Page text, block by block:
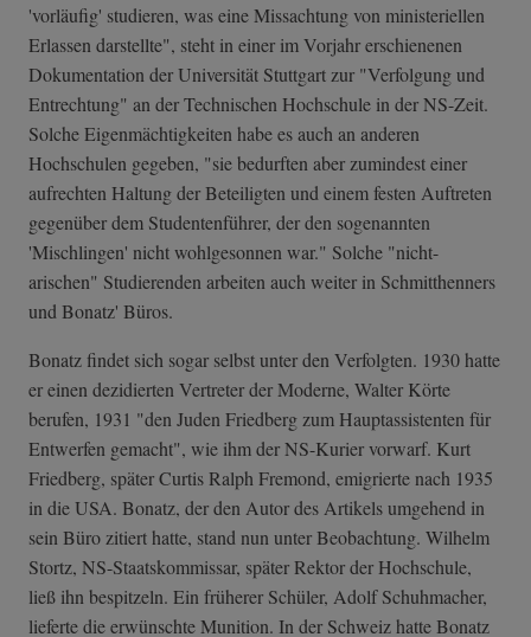
'vorläufig' studieren, was eine Missachtung von ministeriellen
Erlassen darstellte", steht in einer im Vorjahr erschienenen
Dokumentation der Universität Stuttgart zur "Verfolgung und
Entrechtung" an der Technischen Hochschule in der NS-Zeit.
Solche Eigenmächtigkeiten habe es auch an anderen
Hochschulen gegeben, "sie bedurften aber zumindest einer
aufrechten Haltung der Beteiligten und einem festen Auftreten
gegenüber dem Studentenführer, der den sogenannten
'Mischlingen' nicht wohlgesonnen war." Solche "nicht-
arischen" Studierenden arbeiten auch weiter in Schmitthenners
und Bonatz' Büros.
Bonatz findet sich sogar selbst unter den Verfolgten. 1930 hatte
er einen dezidierten Vertreter der Moderne, Walter Körte
berufen, 1931 "den Juden Friedberg zum Hauptassistenten für
Entwerfen gemacht", wie ihm der NS-Kurier vorwarf. Kurt
Friedberg, später Curtis Ralph Fremond, emigrierte nach 1935
in die USA. Bonatz, der den Autor des Artikels umgehend in
sein Büro zitiert hatte, stand nun unter Beobachtung. Wilhelm
Stortz, NS-Staatskommissar, später Rektor der Hochschule,
ließ ihn bespitzeln. Ein früherer Schüler, Adolf Schuhmacher,
lieferte die erwünschte Munition. In der Schweiz hatte Bonatz